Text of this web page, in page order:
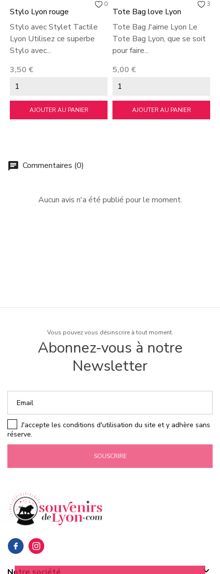
0
Stylo Lyon rouge
Stylo avec Stylet Tactile
Lyon Utilisez ce superbe
Stylo avec...
Prix
3,50 €
AJOUTER AU PANIER
3
Tote Bag love Lyon
Tote Bag J'aime Lyon Le
Tote Bag Lyon, que se soit
pour faire...
Prix
5,00 €
AJOUTER AU PANIER
chat Commentaires (0)
Aucun avis n'a été publié pour le moment.
Vous pouvez vous désinscrire à tout moment.
Abonnez-vous à notre
Newsletter
SOUSCRIRE
J'accepte les conditions d'utilisation du site et y adhère sans
réserve.
